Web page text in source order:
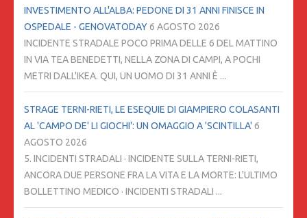
INVESTIMENTO ALL'ALBA: PEDONE DI 31 ANNI FINISCE IN
OSPEDALE - GENOVATODAY6 AGOSTO 2026
INCIDENTE STRADALE POCO PRIMA DELLE 6 DEL MATTINO
IN VIA TEA BENEDETTI, NELLA ZONA DI CAMPI, A POCHI
METRI DALL'IKEA. QUI, UN UOMO DI 31 ANNI È ...
STRAGE TERNI-RIETI, LE ESEQUIE DI GIAMPIERO COLASANTI
AL 'CAMPO DE' LI GIOCHI': UN OMAGGIO A 'SCINTILLA' 6
AGOSTO 2026
5. INCIDENTI STRADALI · INCIDENTE SULLA TERNI-RIETI,
ANCORA DUE PERSONE FRA LA VITA E LA MORTE: L'ULTIMO
BOLLETTINO MEDICO · INCIDENTI STRADALI ...